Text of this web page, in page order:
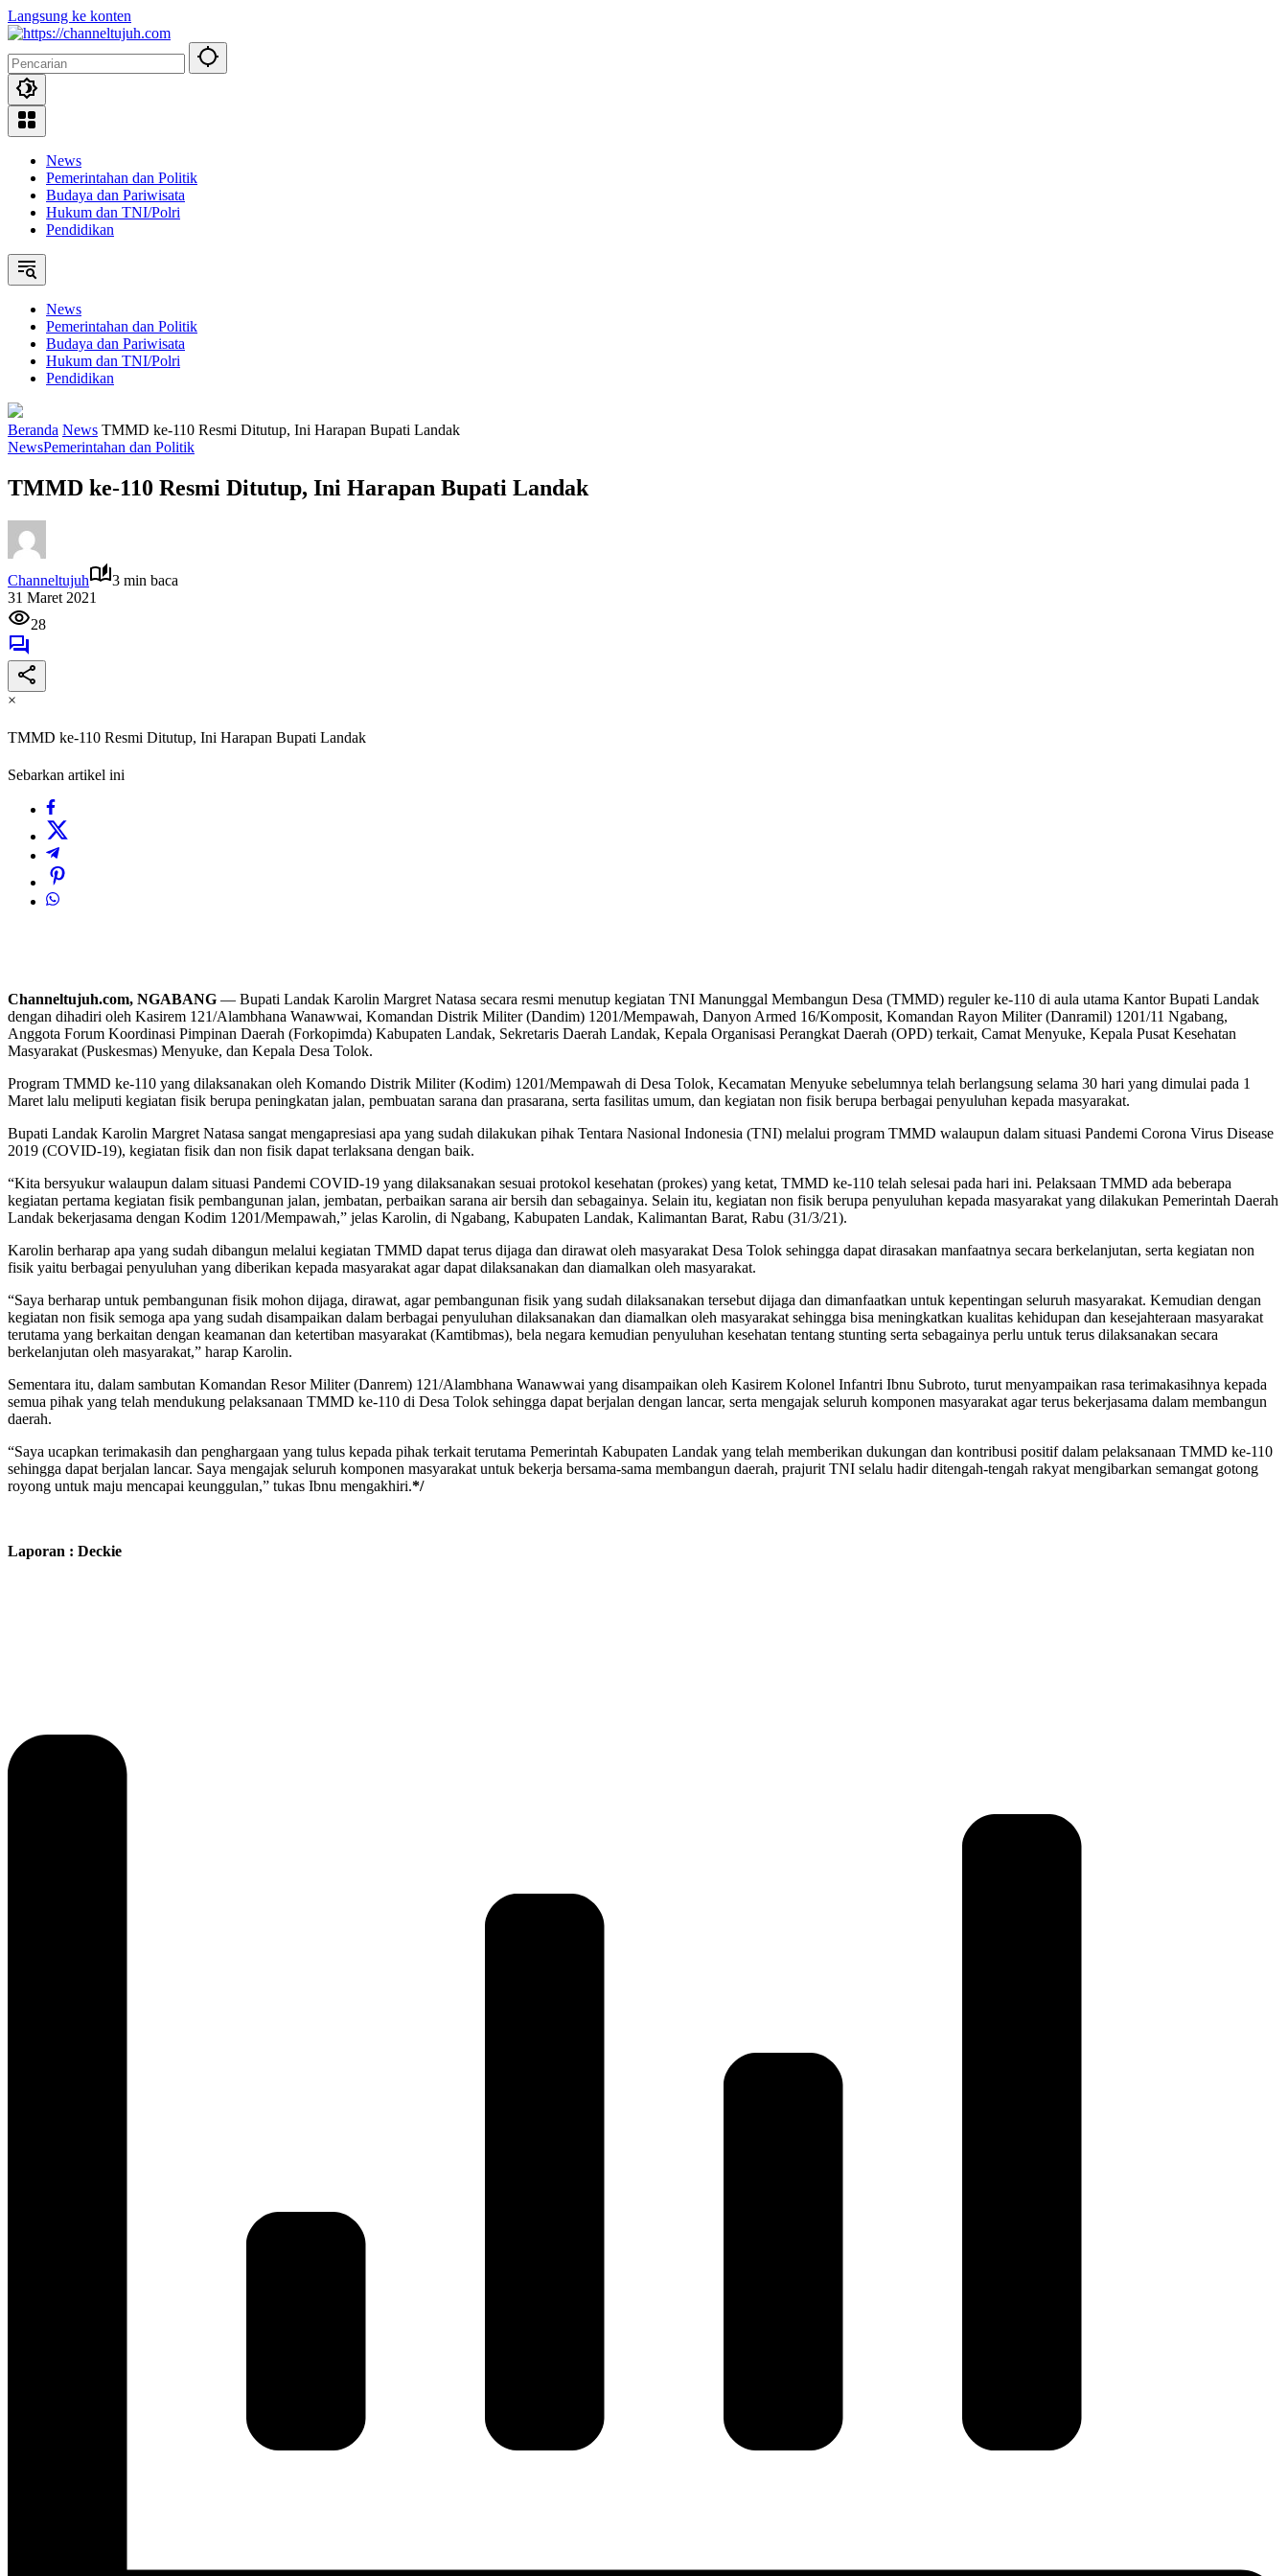
Langsung ke konten
News
Pemerintahan dan Politik
Budaya dan Pariwisata
Hukum dan TNI/Polri
Pendidikan
News
Pemerintahan dan Politik
Budaya dan Pariwisata
Hukum dan TNI/Polri
Pendidikan
Beranda News TMMD ke-110 Resmi Ditutup, Ini Harapan Bupati Landak
NewsPemerintahan dan Politik
TMMD ke-110 Resmi Ditutup, Ini Harapan Bupati Landak
Channeltujuh
3 min baca
31 Maret 2021
28
×
TMMD ke-110 Resmi Ditutup, Ini Harapan Bupati Landak
Sebarkan artikel ini
Channeltujuh.com, NGABANG — Bupati Landak Karolin Margret Natasa secara resmi menutup kegiatan TNI Manunggal Membangun Desa (TMMD) reguler ke-110 di aula utama Kantor Bupati Landak
dengan dihadiri oleh Kasirem 121/Alambhana Wanawwai, Komandan Distrik Militer (Dandim) 1201/Mempawah, Danyon Armed 16/Komposit, Komandan Rayon Militer (Danramil) 1201/11 Ngabang,
Anggota Forum Koordinasi Pimpinan Daerah (Forkopimda) Kabupaten Landak, Sekretaris Daerah Landak, Kepala Organisasi Perangkat Daerah (OPD) terkait, Camat Menyuke, Kepala Pusat Kesehatan
Masyarakat (Puskesmas) Menyuke, dan Kepala Desa Tolok.
Program TMMD ke-110 yang dilaksanakan oleh Komando Distrik Militer (Kodim) 1201/Mempawah di Desa Tolok, Kecamatan Menyuke sebelumnya telah berlangsung selama 30 hari yang dimulai pada 1
Maret lalu meliputi kegiatan fisik berupa peningkatan jalan, pembuatan sarana dan prasarana, serta fasilitas umum, dan kegiatan non fisik berupa berbagai penyuluhan kepada masyarakat.
Bupati Landak Karolin Margret Natasa sangat mengapresiasi apa yang sudah dilakukan pihak Tentara Nasional Indonesia (TNI) melalui program TMMD walaupun dalam situasi Pandemi Corona Virus Disease
2019 (COVID-19), kegiatan fisik dan non fisik dapat terlaksana dengan baik.
“Kita bersyukur walaupun dalam situasi Pandemi COVID-19 yang dilaksanakan sesuai protokol kesehatan (prokes) yang ketat, TMMD ke-110 telah selesai pada hari ini. Pelaksaan TMMD ada beberapa
kegiatan pertama kegiatan fisik pembangunan jalan, jembatan, perbaikan sarana air bersih dan sebagainya. Selain itu, kegiatan non fisik berupa penyuluhan kepada masyarakat yang dilakukan Pemerintah Daerah
Landak bekerjasama dengan Kodim 1201/Mempawah,” jelas Karolin, di Ngabang, Kabupaten Landak, Kalimantan Barat, Rabu (31/3/21).
Karolin berharap apa yang sudah dibangun melalui kegiatan TMMD dapat terus dijaga dan dirawat oleh masyarakat Desa Tolok sehingga dapat dirasakan manfaatnya secara berkelanjutan, serta kegiatan non
fisik yaitu berbagai penyuluhan yang diberikan kepada masyarakat agar dapat dilaksanakan dan diamalkan oleh masyarakat.
“Saya berharap untuk pembangunan fisik mohon dijaga, dirawat, agar pembangunan fisik yang sudah dilaksanakan tersebut dijaga dan dimanfaatkan untuk kepentingan seluruh masyarakat. Kemudian dengan
kegiatan non fisik semoga apa yang sudah disampaikan dalam berbagai penyuluhan dilaksanakan dan diamalkan oleh masyarakat sehingga bisa meningkatkan kualitas kehidupan dan kesejahteraan masyarakat
terutama yang berkaitan dengan keamanan dan ketertiban masyarakat (Kamtibmas), bela negara kemudian penyuluhan kesehatan tentang stunting serta sebagainya perlu untuk terus dilaksanakan secara
berkelanjutan oleh masyarakat,” harap Karolin.
Sementara itu, dalam sambutan Komandan Resor Militer (Danrem) 121/Alambhana Wanawwai yang disampaikan oleh Kasirem Kolonel Infantri Ibnu Subroto, turut menyampaikan rasa terimakasihnya kepada
semua pihak yang telah mendukung pelaksanaan TMMD ke-110 di Desa Tolok sehingga dapat berjalan dengan lancar, serta mengajak seluruh komponen masyarakat agar terus bekerjasama dalam membangun
daerah.
“Saya ucapkan terimakasih dan penghargaan yang tulus kepada pihak terkait terutama Pemerintah Kabupaten Landak yang telah memberikan dukungan dan kontribusi positif dalam pelaksanaan TMMD ke-110
sehingga dapat berjalan lancar. Saya mengajak seluruh komponen masyarakat untuk bekerja bersama-sama membangun daerah, prajurit TNI selalu hadir ditengah-tengah rakyat mengibarkan semangat gotong
royong untuk maju mencapai keunggulan,” tukas Ibnu mengakhiri.*/
Laporan : Deckie